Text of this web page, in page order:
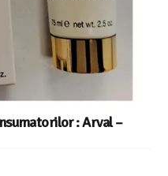
: Arval –